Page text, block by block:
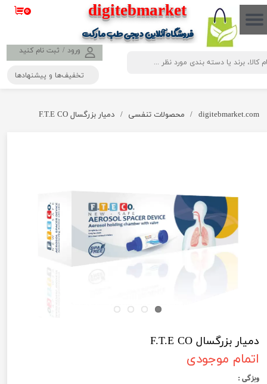
​​​​​​​​digitebmarket
فروشگاه آنلاین دیجی طب مارکت
ورود / ثبت نام کنید
حساب کاربری من
تغییر گذر واژه
۰
تخفیف‌ها و پیشنهادها
digitebmarket.com محصولات تنفسی دمیار بزرگسال F.T.E CO
دمیار بزرگسال F.T.E CO
اتمام موجودی
ویژگی :